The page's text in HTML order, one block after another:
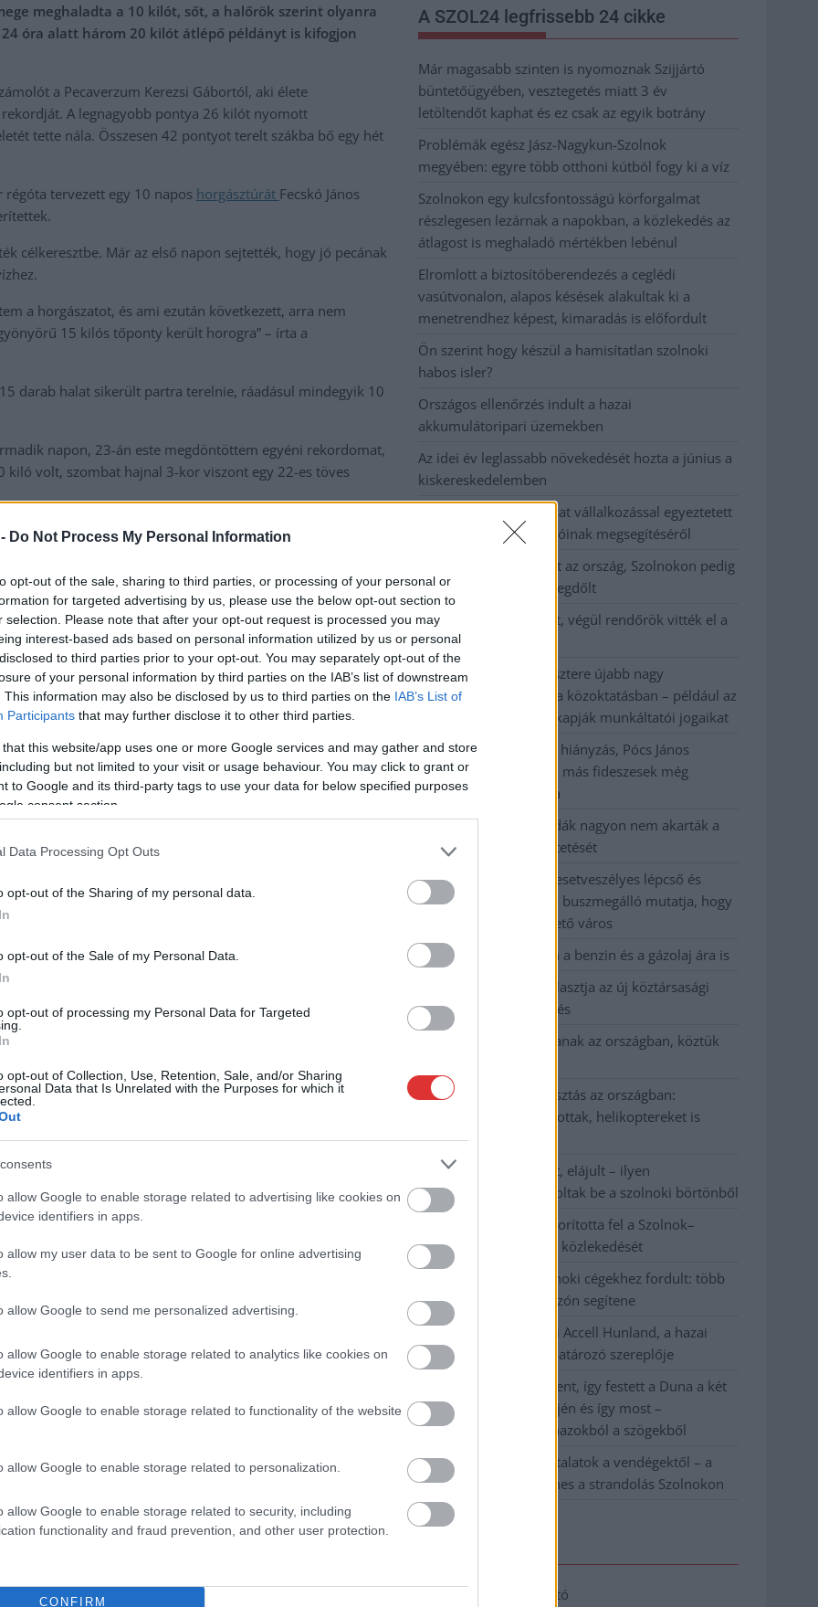
Do Not Process My Personal Information
opt-out of the sale, sharing to third parties, or processing of your personal or
for targeted advertising by us, please use the below opt-out section to
selection. Please note that after your opt-out request is processed you may
interest-based ads based on personal information utilized by us or personal
to third parties prior to your opt-out. You may separately opt-out of the
of your personal information by third parties on the IAB’s list of downstream
This information may also be disclosed by us to third parties on the IAB’s List of
Participants that may further disclose it to other third parties.
that this website/app uses one or more Google services and may gather and store
but not limited to your visit or usage behaviour. You may click to grant or
to Google and its third-party tags to use your data for below specified purposes
consent section.
Data Processing Opt Outs
opt-out of the Sharing of my personal data.
opt-out of the Sale of my Personal Data.
opt-out of processing my Personal Data for Targeted
opt-out of Collection, Use, Retention, Sale, and/or Sharing
Data that Is Unrelated with the Purposes for which it
allow Google to enable storage related to advertising like cookies on
identifiers in apps.
allow my user data to be sent to Google for online advertising
allow Google to send me personalized advertising.
allow Google to enable storage related to analytics like cookies on
identifiers in apps.
allow Google to enable storage related to functionality of the website
allow Google to enable storage related to personalization.
allow Google to enable storage related to security, including
functionality and fraud prevention, and other user protection.
CONFIRM
meghaladta a 10 kilót, sőt, a halőrök szerint olyanra
óra alatt három 20 kilót átlépő példányt is kifogjon
a Pecaverzum Kerezsi Gábortól, aki élete
A legnagyobb pontya 26 kilót nyomott
tette nála. Összesen 42 pontyot terelt szákba bő egy hét
tervezett egy 10 napos horgásztúrát Fecskó János
célkeresztbe. Már az első napon sejtették, hogy jó pecának
a horgászatot, és ami ezután következett, arra nem
15 kilós tőponty került horogra” – írta a
darab halat sikerült partra terelnie, ráadásul mindegyik 10
napon, 23-án este megdöntöttem egyéni rekordomat,
kiló volt, szombat hajnal 3-kor viszont egy 22-es töves
megcsippant a kapásjelzője, és egy 22 kilós érdekes
bajszos. Így egy nap leforgása alatt Kerezsi Gábor 3
várakozását felülmúlta. „Soha nem gondoltam
a túra első szakaszát.
ismét visszatért a tett színhelyére, folytatta a
ugyanis még tartogatott számára egy meglepetést.
egy gyönyörű 26 kilós ponttyal. Ő életem
– fogalmazott Kerezsi Gábor.
segítenie, néhány kivételtől eltekintve szinte mindegyik
Kft. munkatársai hitelesítették és
A halőrök elmondták, olyanra még
hogy 24 óra alatt 3 darab 20 kilót átlépő
teli napok voltak ezek gyönyörű halakkal.
Fecskó Jánosnak, és a finom ételekért a
Gábor.
gazdák
már írtunk róla,
és a Nemzeti...
Csődbe ment a tószegi Accell
kerékpárgyártás meghatározó
szereplője
fizetési haladékot kért. Az európai
A SZOL24 legfrissebb 24 cikke
Már magasabb szinten is nyomoznak Szijjártó
büntetőügyében, vesztegetés miatt 3 év
letöltendőt kaphat és ez csak az egyik botrány
Problémák egész Jász-Nagykun-Szolnok
megyében: egyre több otthoni kútból fogy ki a víz
Szolnokon egy kulcsfontosságú körforgalmat
részlegesen lezárnak a napokban, a közlekedés az
átlagost is meghaladó mértékben lebénul
Elromlott a biztosítóberendezés a ceglédi
vasútvonalon, alapos késések alakultak ki a
menetrendhez képest, kimaradás is előfordult
Ön szerint hogy készül a hamisítatlan szolnoki
habos isler?
Országos ellenőrzés indult a hazai
akkumulátoripari üzemekben
Az idei év leglassabb növekedését hozta a június a
kiskereskedelemben
Györfi Mihály több tucat vállalkozással egyeztetett
a kerékpárgyár dolgozóinak megsegítéséről
41 fok fölé forrósodott az ország, Szolnokon pedig
egy másik rekord is megdőlt
Egy telefonhívást akart, végül rendőrök vitték el a
mezőtúri férfit
A Tisza kormány minisztere újabb nagy
változásokról döntött a közoktatásban – például az
iskolaigazgatók visszakapják munkáltatói jogaikat
Sok volt az igazolatlan hiányzás, Pócs János
fizetéslevonást kapott, más fideszesek még
kevesebbet vittek haza
A Szolnok megyei gazdák nagyon nem akarták a
JÉGER további üzemeltetését
Csendélet 5.0: alig balesetveszélyes lépcső és
remek állapotban levő buszmegálló mutatja, hogy
Szolnok mennyire élhető város
Pénteken újra csökken a benzin és a gázolaj ára is
Napokon belül megválasztja az új köztársasági
elnököt az Országgyűlés
Kiterjedt tüzek pusztítanak az országban, köztük
Harmadfokú hőségriasztás az országban:
Szolnokon klímát javítottak, helikoptereket is
bevetettek a tüzeknél
A zárkában rosszul lett, elájult – ilyen
körülményekről számoltak be a szolnoki börtönből
Váratlan fennakadás borította fel a Szolnok–
Kecskemét vasútvonal közlekedését
A polgármester a szolnoki cégekhez fordult: több
száz elbocsátott dolgozón segítene
Csődbe ment a tószegi Accell Hunland, a hazai
kerékpárgyártás meghatározó szereplője
Egyszer fent, egyszer lent, így festett a Duna a két
évvel ezelőtti árvíz idején és így most –
fotógyűjtemény ugyanazokból a szögekből
Ilyenek eddig a tapasztalatok a vendégektől – a
hőhullám miatt ingyenes a strandolás Szolnokon
Adatkezelési tájékoztató